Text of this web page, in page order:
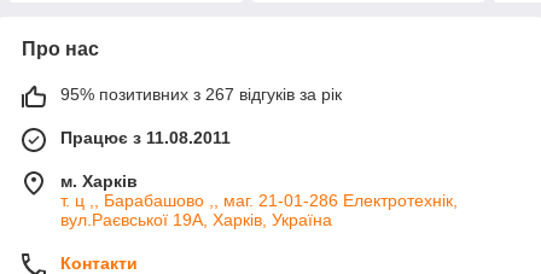
Про нас
95% позитивних з 267 відгуків за рік
Працює з 11.08.2011
м. Харків
т. ц ,, Барабашово ,, маг. 21-01-286 Електротехнік,
вул.Раєвської 19А, Харків, Україна
Контакти